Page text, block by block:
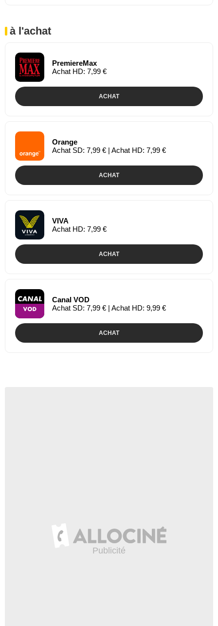
à l'achat
PremiereMax
Achat HD: 7,99 €
ACHAT
Orange
Achat SD: 7,99 € | Achat HD: 7,99 €
ACHAT
VIVA
Achat HD: 7,99 €
ACHAT
Canal VOD
Achat SD: 7,99 € | Achat HD: 9,99 €
ACHAT